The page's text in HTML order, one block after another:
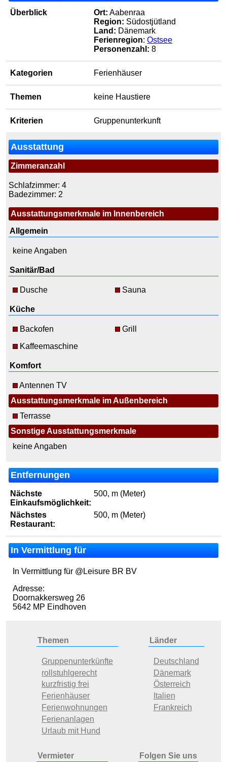
Überblick Ort: Aabenraa
Region: Südostjütland
Land: Dänemark
Ferienregion:Ostsee
Personenzahl: 8
Kategorien Ferienhäuser
Themen keine Haustiere
Kriterien Gruppenunterkunft
Ausstattung
Zimmeranzahl
Schlafzimmer: 4
Badezimmer: 2
Ausstattungsmerkmale im Innenbereich
Allgemein
keine Angaben
Sanitär/Bad
Dusche Sauna
Küche
Backofen
Grill
Kaffeemaschine
Komfort
Antennen TV
Ausstattungsmerkmale im Außenbereich
Terrasse
Sonstige Ausstattungsmerkmale
keine Angaben
Entfernungen
Nächste
Einkaufsmöglichkeit:
500, m (Meter)
Nächstes
Restaurant:
500, m (Meter)
In Vermittlung für
In Vermittlung für @Leisure BR BV
Adresse:
Doornakkersweg 26
5642 MP Eindhoven
Themen
Gruppenunterkünfte
rollstuhlgerecht
kurzfristig frei
Ferienhäuser
Ferienwohnungen
Ferienanlagen
Urlaub mit Hund
Länder
Deutschland
Dänemark
Österreich
Italien
Frankreich
Vermieter Folgen Sie uns